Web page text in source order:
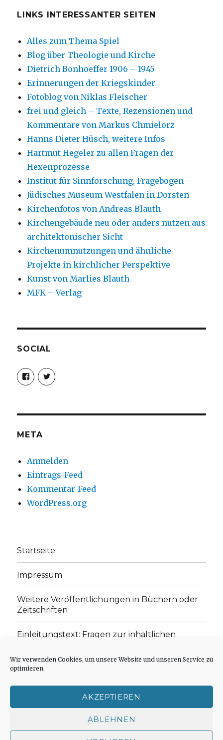
Wir verwenden Cookies, um unsere Website und unseren Service zu
optimieren.
AKZEPTIEREN
ABLEHNEN
LINKS INTERESSANTER SEITEN
Alles zum Thema Spiel
Blog über Theologie und Kirche
Dietrich Bonhoeffer 1906 – 1945
Erinnerungen der Kriegskinder
Fotoblog von Niklas Fleischer
frei und gleich – Texte, Rezensionen und
Kommentare von Markus Chmielorz
Hanns Dieter Hüsch, weitere Infos
Hartmut Hegeler zu allen Fragen der
Hexenprozesse
Institut für Sinnforschung, Fragebogen
Jüdisches Museum Westfalen in Dorsten
Kirchenfotos von Andreas Blauth
Kirchengebäude neu oder anders nutzen aus
architektonischer Sicht
Kirchenumnutzungen und ähnliche
Projekte in kirchlicher Perspektive
Kunst von Marlies Blauth
MFK – Verlag
SOCIAL
Profil
von
christoph.fleischer1
anzeigen
Profil
von
anzeigen
META
Anmelden
Eintrags-Feed
Kommentar-Feed
WordPress.org
Startseite
Impressum
Weitere Veröffentlichungen in Büchern oder
Zeitschriften
Einleitungstext: Fragen zur inhaltlichen
„schwachen Glaubens“
Cookie-Richtlinie (EU)